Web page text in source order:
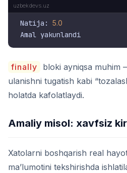
Natija: 5.0
finally
bloki ayniqsa muhim
ulanishni tugatish kabi
holatda kafolatlaydi.
Amaliy misol: xavfsiz
Xatolarni boshqarish real
ma’lumotini tekshirishda